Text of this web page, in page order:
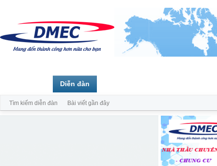
Diễn đàn
Tìm kiếm diễn đàn Bài viết gần đây